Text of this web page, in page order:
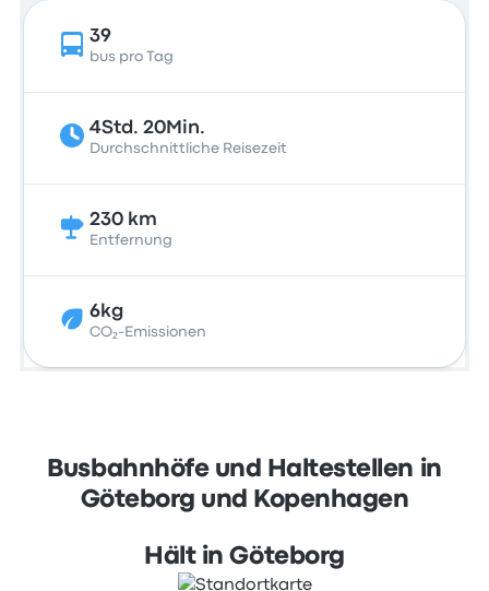
39
bus pro Tag
4Std. 20Min.
Durchschnittliche Reisezeit
230 km
Entfernung
6kg
CO₂-Emissionen
Busbahnhöfe und Haltestellen in
Göteborg und Kopenhagen
Hält in Göteborg